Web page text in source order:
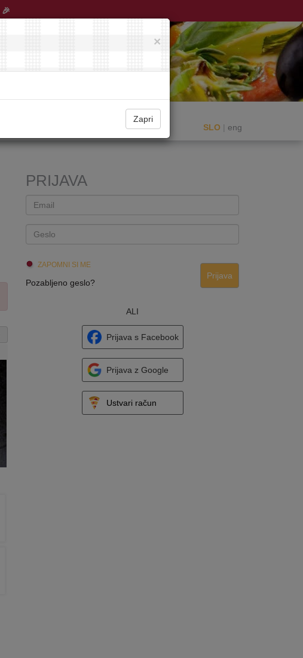
🎉
SLO | eng
PRIJAVA
ZAPOMNI SI ME
Pozabljeno geslo?
Prijava
ALI
Prijava s Facebook
Prijava z Google
Ustvari račun
×
Zapri